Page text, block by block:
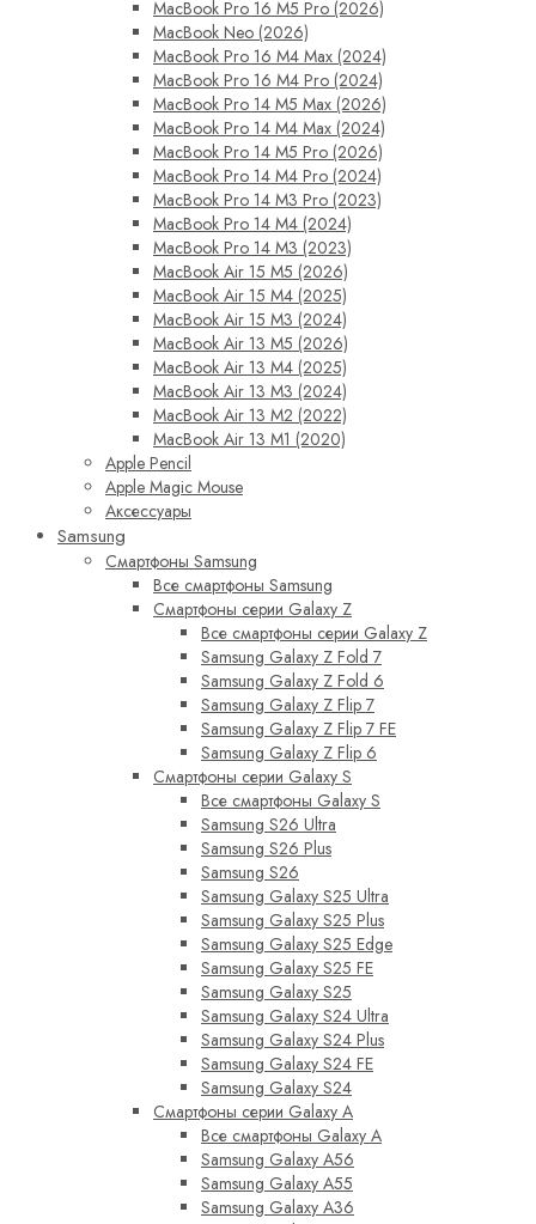
MacBook Pro 16 M5 Pro (2026)
MacBook Neo (2026)
MacBook Pro 16 M4 Max (2024)
MacBook Pro 16 M4 Pro (2024)
MacBook Pro 14 M5 Max (2026)
MacBook Pro 14 M4 Max (2024)
MacBook Pro 14 M5 Pro (2026)
MacBook Pro 14 M4 Pro (2024)
MacBook Pro 14 M3 Pro (2023)
MacBook Pro 14 M4 (2024)
MacBook Pro 14 M3 (2023)
MacBook Air 15 M5 (2026)
MacBook Air 15 M4 (2025)
MacBook Air 15 M3 (2024)
MacBook Air 13 M5 (2026)
MacBook Air 13 M4 (2025)
MacBook Air 13 M3 (2024)
MacBook Air 13 M2 (2022)
MacBook Air 13 M1 (2020)
Apple Pencil
Apple Magic Mouse
Аксессуары
Samsung
Смартфоны Samsung
Все смартфоны Samsung
Смартфоны серии Galaxy Z
Все смартфоны серии Galaxy Z
Samsung Galaxy Z Fold 7
Samsung Galaxy Z Fold 6
Samsung Galaxy Z Flip 7
Samsung Galaxy Z Flip 7 FE
Samsung Galaxy Z Flip 6
Смартфоны серии Galaxy S
Все смартфоны Galaxy S
Samsung S26 Ultra
Samsung S26 Plus
Samsung S26
Samsung Galaxy S25 Ultra
Samsung Galaxy S25 Plus
Samsung Galaxy S25 Edge
Samsung Galaxy S25 FE
Samsung Galaxy S25
Samsung Galaxy S24 Ultra
Samsung Galaxy S24 Plus
Samsung Galaxy S24 FE
Samsung Galaxy S24
Смартфоны серии Galaxy A
Все смартфоны Galaxy A
Samsung Galaxy A56
Samsung Galaxy A55
Samsung Galaxy A36